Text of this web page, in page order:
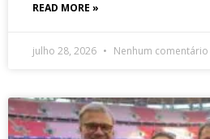
READ MORE »
julho 28, 2026 Nenhum comentário